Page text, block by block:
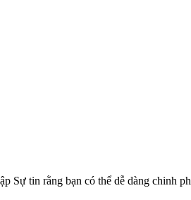
Sự tin rằng bạn có thể dễ dàng chinh